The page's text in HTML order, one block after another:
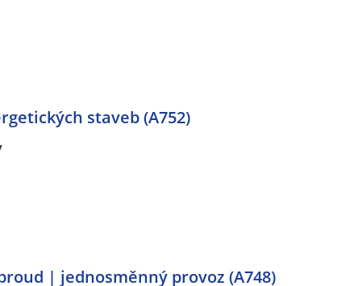
staveb (A752)
| jednosměnný provoz (A748)